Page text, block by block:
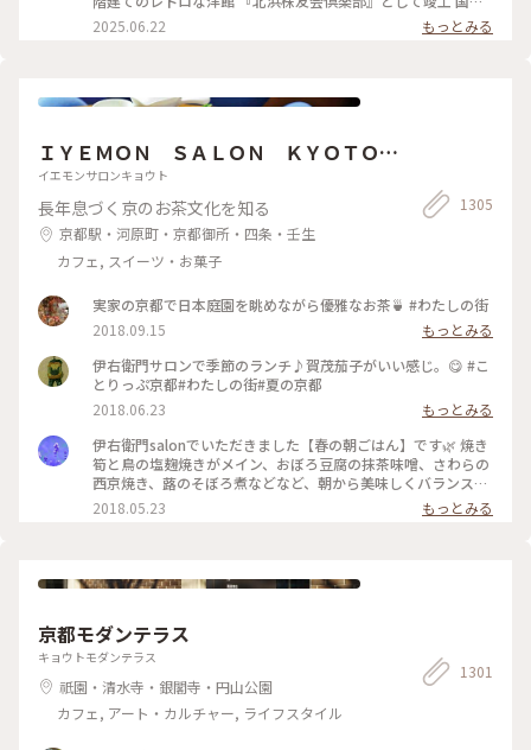
いていて甘いとしょっぱいで 最高です〜！ めちゃくちゃボリ
ュームがありますが紅茶も差し湯が 用意されていて最後まで
登録有形文化財に指定 ・ 最近は行列のあまりスルーすること
が 多くてこの日は平日の雨の日☔ 15時頃にも関わらず空いて
ったりと 優雅に過ごせる お茶じかんでした😊🫖 ✤ーーーーー
化財 #北浜カフェ#大阪カフェ#はじめての投稿 #はじめての投
稿#大阪のおいしいもん #ことりっぷ大阪
2025.06.22 もっとみる
ＩＹＥＭＯＮ ＳＡＬＯＮ ＫＹＯＴＯ
伊右衛門サロン京都
イエモンサロンキョウト
長年息づく京のお茶文化を知る
京都駅・河原町・京都御所・四条・壬生
カフェ, スイーツ・お菓子
1305
実家の京都で日本庭園を眺めながら優雅なお茶🍵 #わたしの街
2018.09.15
もっとみる
伊右衛門サロンで季節のランチ♪賀茂茄子がいい感じ。😋 #こ
とりっぷ京都#わたしの街#夏の京都
2018.06.23
もっとみる
伊右衛門salonでいただきました【春の朝ごはん】です🌿 焼き
筍と鳥の塩麹焼きがメイン、おぼろ豆腐の抹茶味噌、さわらの
西京焼き、蕗のそぼろ煮などなど、朝から美味しくバランス良
くいただきました( ´͈ ᵕ `͈ ) 最初にいただいた抹茶入り玄米茶も
本当に美味しくて、つい長居してしまうsalonです♪ #伊右衛
筍 #さわら #玄米茶 #京料理 #京野菜 #japan #japanesefood
2018.05.23 もっとみる
京都モダンテラス
キョウトモダンテラス
祇園・清水寺・銀閣寺・円山公園
カフェ, アート・カルチャー, ライフスタイル
1301